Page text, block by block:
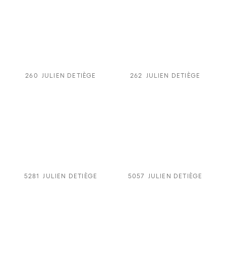
260 JULIEN DETIÈGE 262 JULIEN DETIÈGE
5281 JULIEN DETIÈGE 5057 JULIEN DETIÈGE